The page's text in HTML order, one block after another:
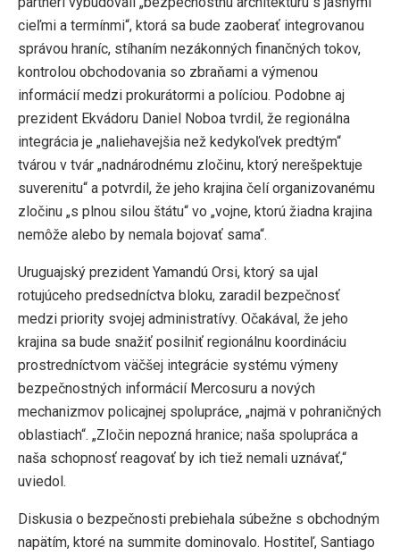
cieľmi a termínmi“, ktorá sa bude zaoberať integrovanou
správou hraníc, stíhaním nezákonných finančných tokov,
kontrolou obchodovania so zbraňami a výmenou
informácií medzi prokurátormi a políciou. Podobne aj
prezident Ekvádoru Daniel Noboa tvrdil, že regionálna
integrácia je „naliehavejšia než kedykoľvek predtým“
tvárou v tvár „nadnárodnému zločinu, ktorý nerešpektuje
suverenitu“ a potvrdil, že jeho krajina čelí organizovanému
zločinu „s plnou silou štátu“ vo „vojne, ktorú žiadna krajina
nemôže alebo by nemala bojovať sama“.
Uruguajský prezident Yamandú Orsi, ktorý sa ujal
rotujúceho predsedníctva bloku, zaradil bezpečnosť
medzi priority svojej administratívy. Očakával, že jeho
krajina sa bude snažiť posilniť regionálnu koordináciu
prostredníctvom väčšej integrácie systému výmeny
bezpečnostných informácií Mercosuru a nových
mechanizmov policajnej spolupráce, „najmä v pohraničných
oblastiach“. „Zločin nepozná hranice; naša spolupráca a
naša schopnosť reagovať by ich tiež nemali uznávať,“
uviedol.
Diskusia o bezpečnosti prebiehala súbežne s obchodným
napätím, ktoré na summite dominovalo. Hostiteľ, Santiago